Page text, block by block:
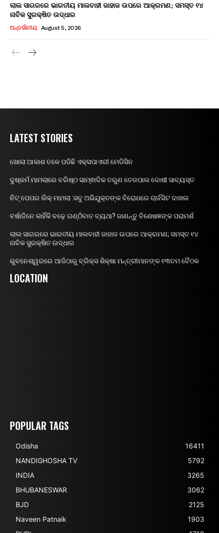
ଲାଲ ସାଗରରେ ଭାରତୀୟ ମାଲବାହୀ ଜାହାଜ ଉପରେ ଆକ୍ରମଣ; ସମସ୍ତ ୧୪
ନାବିକ ସୁରକ୍ଷିତ ଉଦ୍ଧାର
ଅନ୍ତର୍ଜାତୀୟ August 5, 2026
LATEST STORIES
ଖୋଲା ଆକାଶ ତଳେ ପଡିଛି ଏକ୍ସପାଏରୀ ମେଡିସିନ
ଦୁଷ୍କର୍ମ ମାମଲାରେ ବରିଷ୍ଠ ସାମ୍ଵାଦିକ ତରୁଣ ତେଜପାଲ ଦୋଷୀ ସାବ୍ୟସ୍ତ
ନିଟ୍ ପେପର ଲିକ୍ ମାମଲା :ସବୁ ଅଭିଯୁକ୍ତଙ୍କ ବିରୋଧରେ ଚାର୍ଜସିଟ ଦାଖଲ
ବର୍ଷାଦିନେ କାହିଁକି ବଢ଼େ ଗଣ୍ଠିବାତ ବ୍ୟଥା? ଜାଣନ୍ତୁ ବିଶେଷଜ୍ଞଙ୍କ ପରାମର୍ଶ
ଲାଲ ସାଗରରେ ଭାରତୀୟ ମାଲବାହୀ ଜାହାଜ ଉପରେ ଆକ୍ରମଣ; ସମସ୍ତ ୧୪
ନାବିକ ସୁରକ୍ଷିତ ଉଦ୍ଧାର
ଭୁବନେଶ୍ୱରରେ ଆଜିଠାରୁ ବ୍ରିକ୍ସ ଶିକ୍ଷା ମନ୍ତ୍ରୀମାନଙ୍କ ୧୩ତମ ବୈଠକ
LOCATION
POPULAR TAGS
Odisha
16411
NANDIGHOSHA TV
5792
INDIA
3265
BHUBANESWAR
3062
BJD
2125
Naveen Patnaik
1903